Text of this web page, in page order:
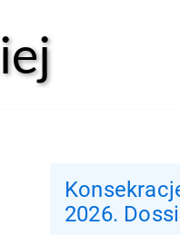
2026.